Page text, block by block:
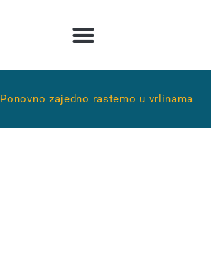
Ponovno zajedno rastemo u vrlinama